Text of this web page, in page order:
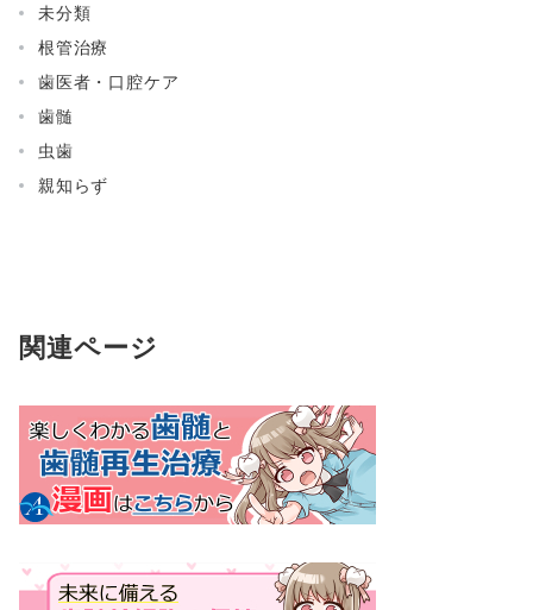
未分類
根管治療
歯医者・口腔ケア
歯髄
虫歯
親知らず
関連ページ